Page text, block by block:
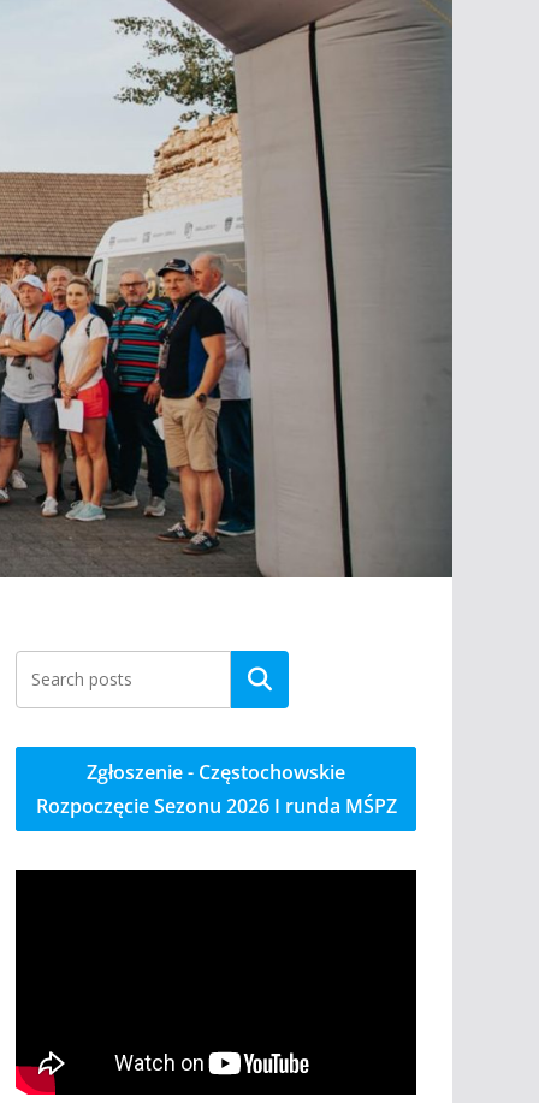
Szukaj
Zgłoszenie - Częstochowskie
Rozpoczęcie Sezonu 2026 I runda MŚPZ